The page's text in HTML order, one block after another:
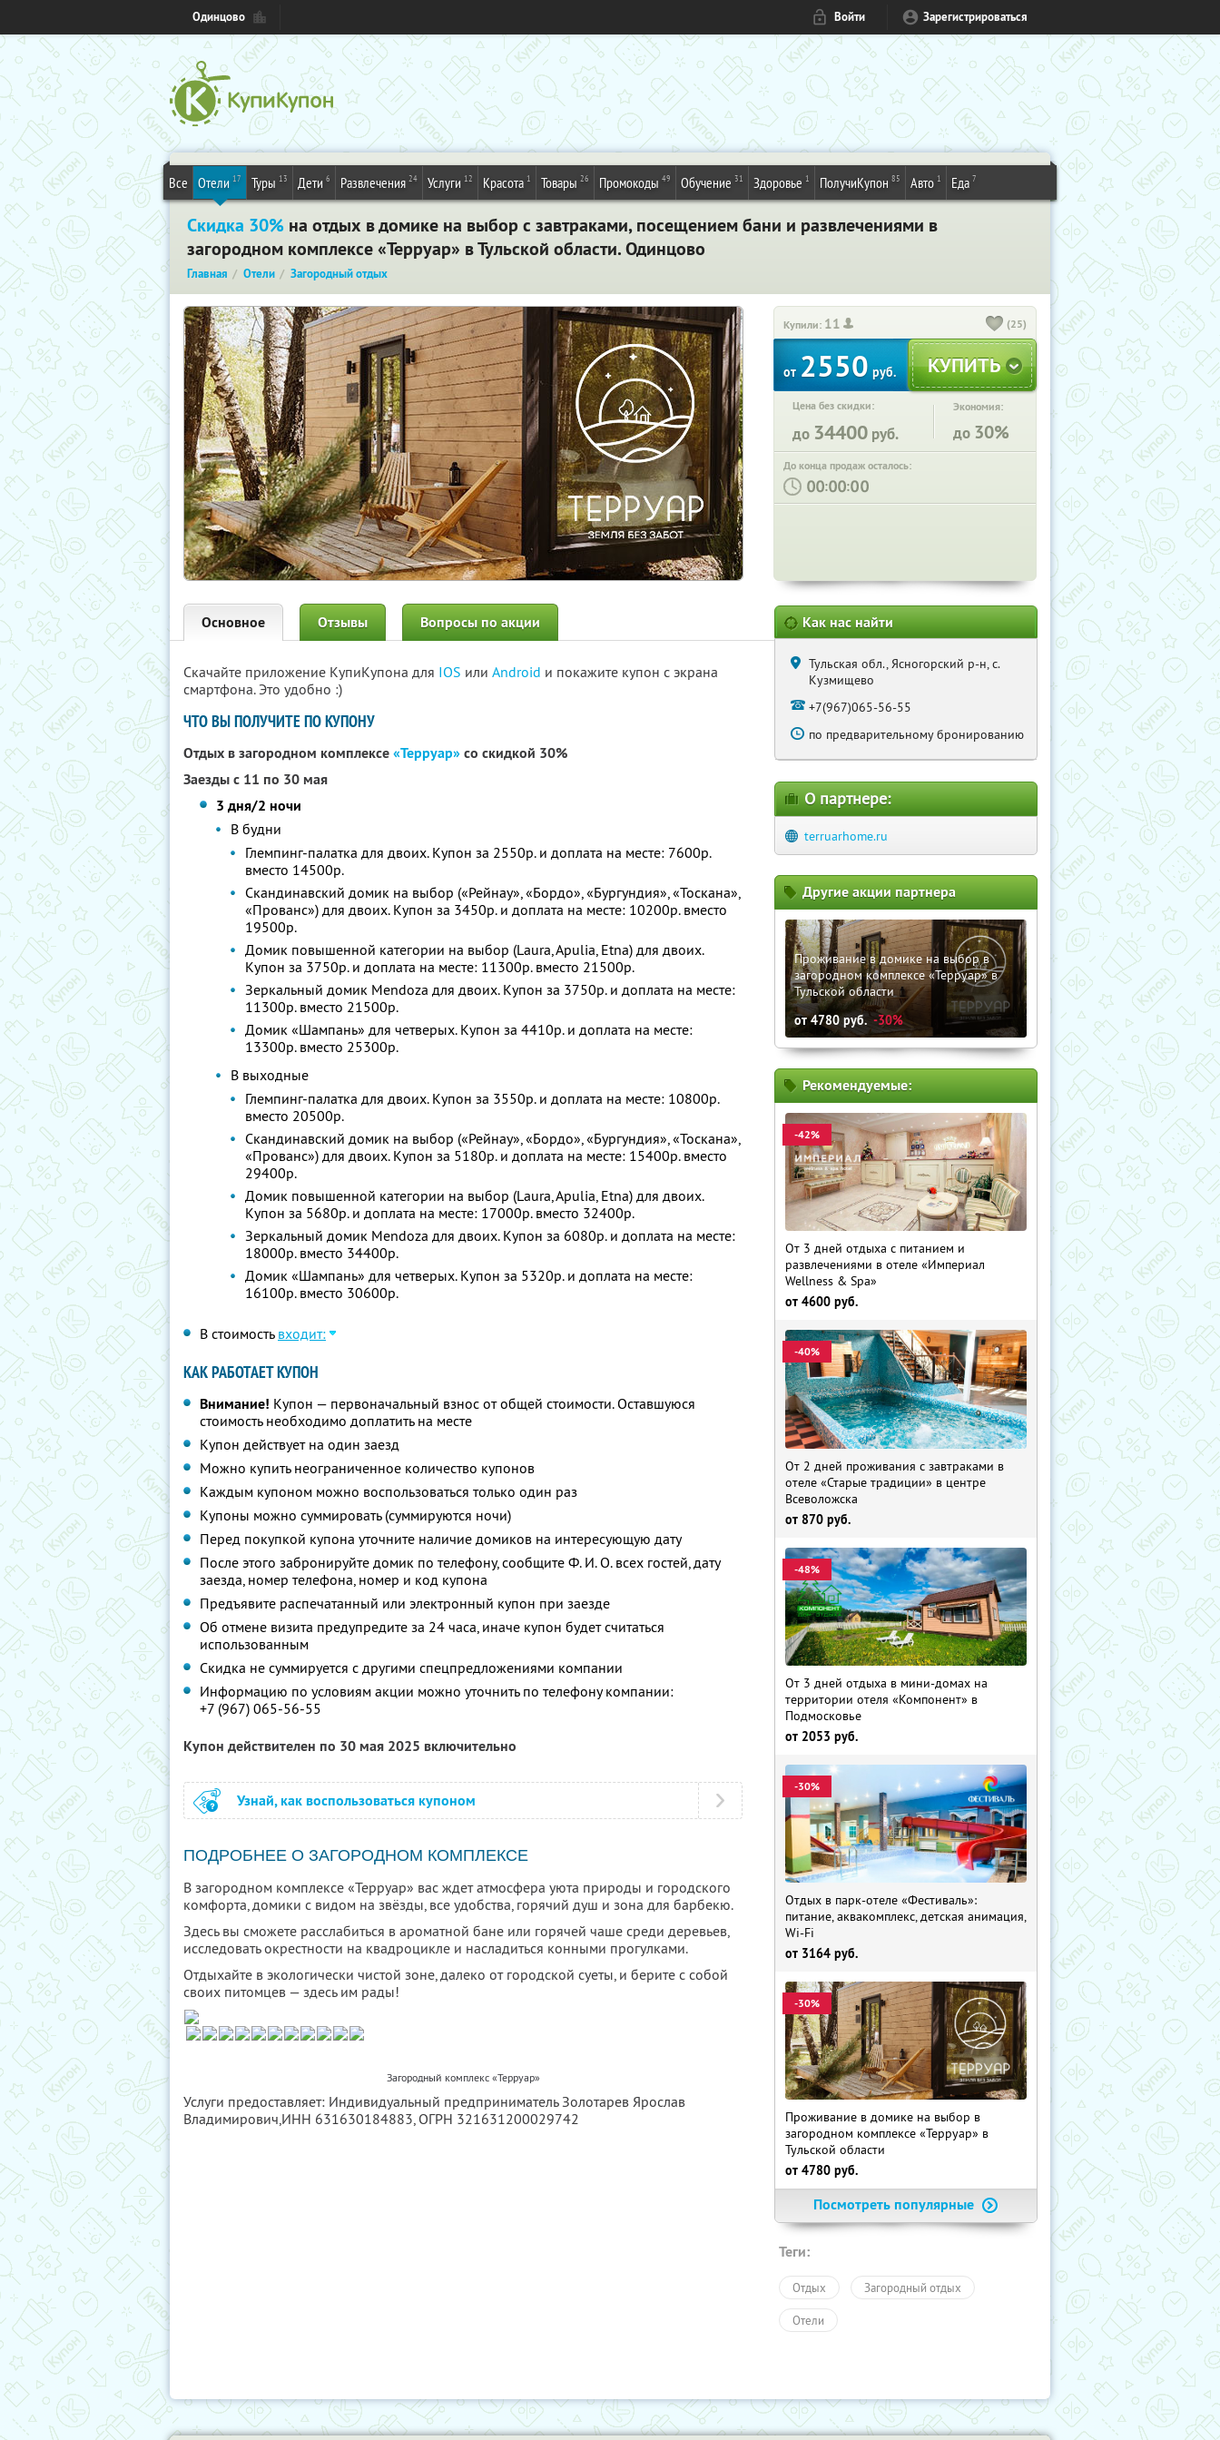
Одинцово Войти Зарегистрироваться
Все Отели 17 Туры 13 Дети 6 Развлечения 24 Услуги 12 Красота 1 Товары 26 Промокоды 49 Обучение 31 Здоровье 1 ПолучиКупон 85 Авто 1 Еда 7
Скидка 30% на отдых в домике на выбор с завтраками, посещением бани и развлечениями в
загородном комплексе «Терруар» в Тульской области. Одинцово
Главная Отели Загородный отдых
Купили: 11 (25)
от 2550 руб.
Цена без скидки:
до 34400 руб.
Экономия:
до 30%
До конца продаж осталось:
: :
Основное Отзывы Вопросы по акции
Скачайте приложение КупиКупона для IOS или Android и покажите купон с экрана
смартфона. Это удобно :)
ЧТО ВЫ ПОЛУЧИТЕ ПО КУПОНУ
Отдых в загородном комплексе«Терруар»со скидкой 30%
Заезды с 11 по 30 мая
3 дня/2 ночи
В будни
Глемпинг-палатка для двоих. Купон за 2550р. и доплата на месте: 7600р.
вместо 14500р.
Скандинавский домик на выбор («Рейнау», «Бордо», «Бургундия», «Тоскана»,
«Прованс») для двоих. Купон за 3450р. и доплата на месте: 10200р. вместо
19500р.
Домик повышенной категории на выбор (Laura, Apulia, Etna) для двоих.
Купон за 3750р. и доплата на месте: 11300р. вместо 21500р.
Зеркальный домик Mendoza для двоих. Купон за 3750р. и доплата на месте:
11300р. вместо 21500р.
Домик «Шампань» для четверых. Купон за 4410р. и доплата на месте:
13300р. вместо 25300р.
В выходные
Глемпинг-палатка для двоих. Купон за 3550р. и доплата на месте: 10800р.
вместо 20500р.
Скандинавский домик на выбор («Рейнау», «Бордо», «Бургундия», «Тоскана»,
«Прованс») для двоих. Купон за 5180р. и доплата на месте: 15400р. вместо
29400р.
Домик повышенной категории на выбор (Laura, Apulia, Etna) для двоих.
Купон за 5680р. и доплата на месте: 17000р. вместо 32400р.
Зеркальный домик Mendoza для двоих. Купон за 6080р. и доплата на месте:
18000р. вместо 34400р.
Домик «Шампань» для четверых. Купон за 5320р. и доплата на месте:
16100р. вместо 30600р.
В стоимость входит:
КАК РАБОТАЕТ КУПОН
Внимание! Купон — первоначальный взнос от общей стоимости. Оставшуюся
стоимость необходимо доплатить на месте
Купон действует на один заезд
Можно купить неограниченное количество купонов
Каждым купоном можно воспользоваться только один раз
Купоны можно суммировать (суммируются ночи)
Перед покупкой купона уточните наличие домиков на интересующую дату
После этого забронируйте домик по телефону, сообщите Ф. И. О.всех гостей, дату
заезда, номер телефона, номер и код купона
Предъявите распечатанный или электронный купон при заезде
Об отмене визита предупредите за 24 часа, иначе купон будет считаться
использованным
Скидка не суммируется с другими спецпредложениями компании
Информацию по условиям акции можно уточнить по телефону компании:
+7 (967) 065-56-55
Купон действителен по 30 мая 2025 включительно
Узнай, как воспользоваться купоном
ПОДРОБНЕЕ О ЗАГОРОДНОМ КОМПЛЕКСЕ
В загородном комплексе «Терруар» вас ждет атмосфера уюта природы и городского
комфорта, домики с видом на звёзды, все удобства, горячий душ и зона для барбекю.
Здесь вы сможете расслабиться в ароматной бане или горячей чаше среди деревьев,
исследовать окрестности на квадроцикле и насладиться конными прогулками.
Отдыхайте в экологически чистой зоне, далеко от городской суеты, и берите с собой
своих питомцев — здесь им рады!
Загородный комплекс «Терруар»
Услуги предоставляет: Индивидуальный предприниматель Золотарев Ярослав
Владимирович,ИНН 631630184883, ОГРН 321631200029742
Как нас найти
Тульская обл., Ясногорский р-н, с.
Кузмищево
+7(967)065-56-55
по предварительному бронированию
О партнере:
terruarhome.ru
Другие акции партнера
Проживание в домике на выбор в
загородном комплексе «Терруар» в
Тульской области
от4780руб. -30%
Рекомендуемые:
-42%
От 3 дней отдыха с питанием и
развлечениями в отеле «Империал
Wellness & Spa»
от 4600 руб.
-40%
От 2 дней проживания с завтраками в
отеле «Старые традиции» в центре
Всеволожска
от 870 руб.
-48%
От 3 дней отдыха в мини-домах на
территории отеля «Компонент» в
Подмосковье
от 2053 руб.
-30%
Отдых в парк-отеле «Фестиваль»:
питание, аквакомплекс, детская анимация,
Wi-Fi
от 3164 руб.
-30%
Проживание в домике на выбор в
загородном комплексе «Терруар» в
Тульской области
от 4780 руб.
Посмотреть популярные
Теги:
Отдых Загородный отдых
Отели